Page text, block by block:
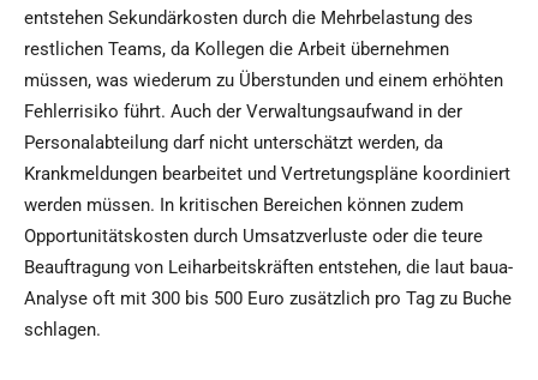
entstehen Sekundärkosten durch die Mehrbelastung des
restlichen Teams, da Kollegen die Arbeit übernehmen
müssen, was wiederum zu Überstunden und einem erhöhten
Fehlerrisiko führt. Auch der Verwaltungsaufwand in der
Personalabteilung darf nicht unterschätzt werden, da
Krankmeldungen bearbeitet und Vertretungspläne koordiniert
werden müssen. In kritischen Bereichen können zudem
Opportunitätskosten durch Umsatzverluste oder die teure
Beauftragung von Leiharbeitskräften entstehen, die laut baua-
Analyse oft mit 300 bis 500 Euro zusätzlich pro Tag zu Buche
schlagen.